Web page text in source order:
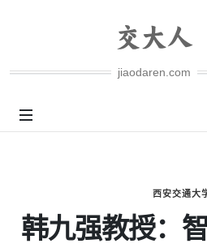
jiaodaren.com
西安交通大
韩九强教授：